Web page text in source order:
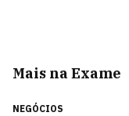
Mais na Exame
NEGÓCIOS